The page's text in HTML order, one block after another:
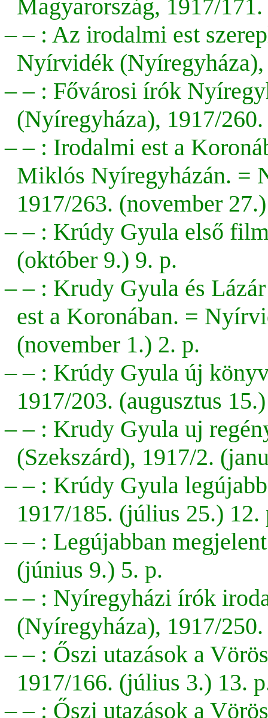
Magyarország, 1917/
– – : Az irodalmi est
Nyírvidék
– – : Fővárosi írók
(Nyíregyháza), 1917/
– – : Irodalmi est a
Miklós Nyíregyházán. =
1917/263. (november
– – : Krúdy Gyula első
(október 9.) 9. p.
– – : Krudy Gyula és
est a Koronában. =
(november 1.) 2. p.
– – : Krúdy Gyula új
1917/203. (augusztus
– – : Krudy Gyula uj
(Szekszárd), 1917/2.
– – : Krúdy Gyula
1917/185. (július 25.) 12.
– – : Legújabban
(június 9.) 5. p.
– – : Nyíregyházi írók
(Nyíregyháza), 1917/
– – : Őszi utazások a
1917/166. (július 3.) 13.
– – : Őszi utazások a